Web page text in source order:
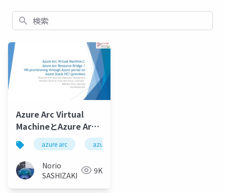
検索
Azure Arc Virtual
MachineとAzure Arc
Resource Bridge / VM
provisioning through
Azure portal on
Azure Stack HCI
(preview)
azure arc azure arc resource bridge
Norio
SASHIZAKI
9K